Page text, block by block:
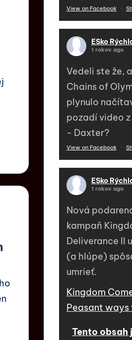
View on Facebook ·
ESko
1 rokov ago
Vedeli ste že,
Chains of
plynulo
pozadí video z
- Daxter?
View on Facebook ·
ESko
1 rokov ago
Nová
kampaň
Deliverance II
(a hlúpe)
umrieť.
Kingdom
Peasant ways
Tento obsah